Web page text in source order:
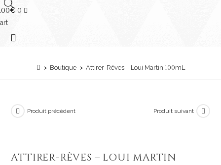
.00€ 0
> Boutique > Attirer-Rêves – Loui Martin 100mL
Produit précédent Produit suivant
ATTIRER-RÊVES – LOUI MARTIN